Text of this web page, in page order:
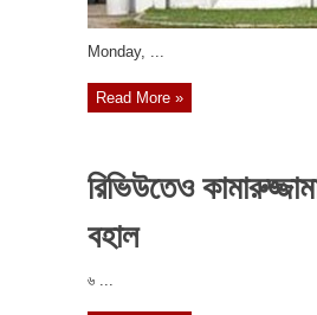
‎Monday, ...
Read More »
রিভিউতেও
বহাল
৬ ...